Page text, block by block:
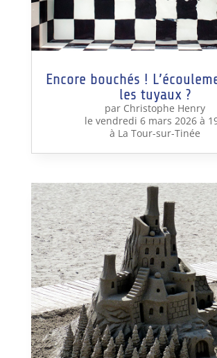
Encore bouchés !
les tuyaux ?
par Christophe Henry
le vendredi 6 mars 2026 à
à La Tour-sur-Tinée